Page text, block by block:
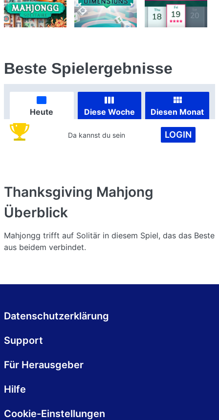
Beste Spielergebnisse
Heute Diese Woche Diesen Monat
Da kannst du sein LOGIN
Thanksgiving Mahjong
Überblick
Mahjongg trifft auf Solitär in diesem Spiel, das das Beste
aus beidem verbindet.
Datenschutzerklärung
Support
Für Herausgeber
Hilfe
Cookie-Einstellungen